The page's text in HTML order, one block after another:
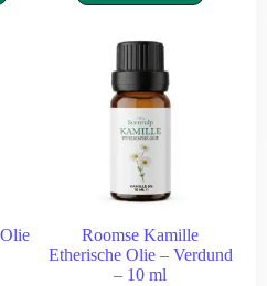
Roomse Kamille
Etherische Olie – Verdund
– 10 ml